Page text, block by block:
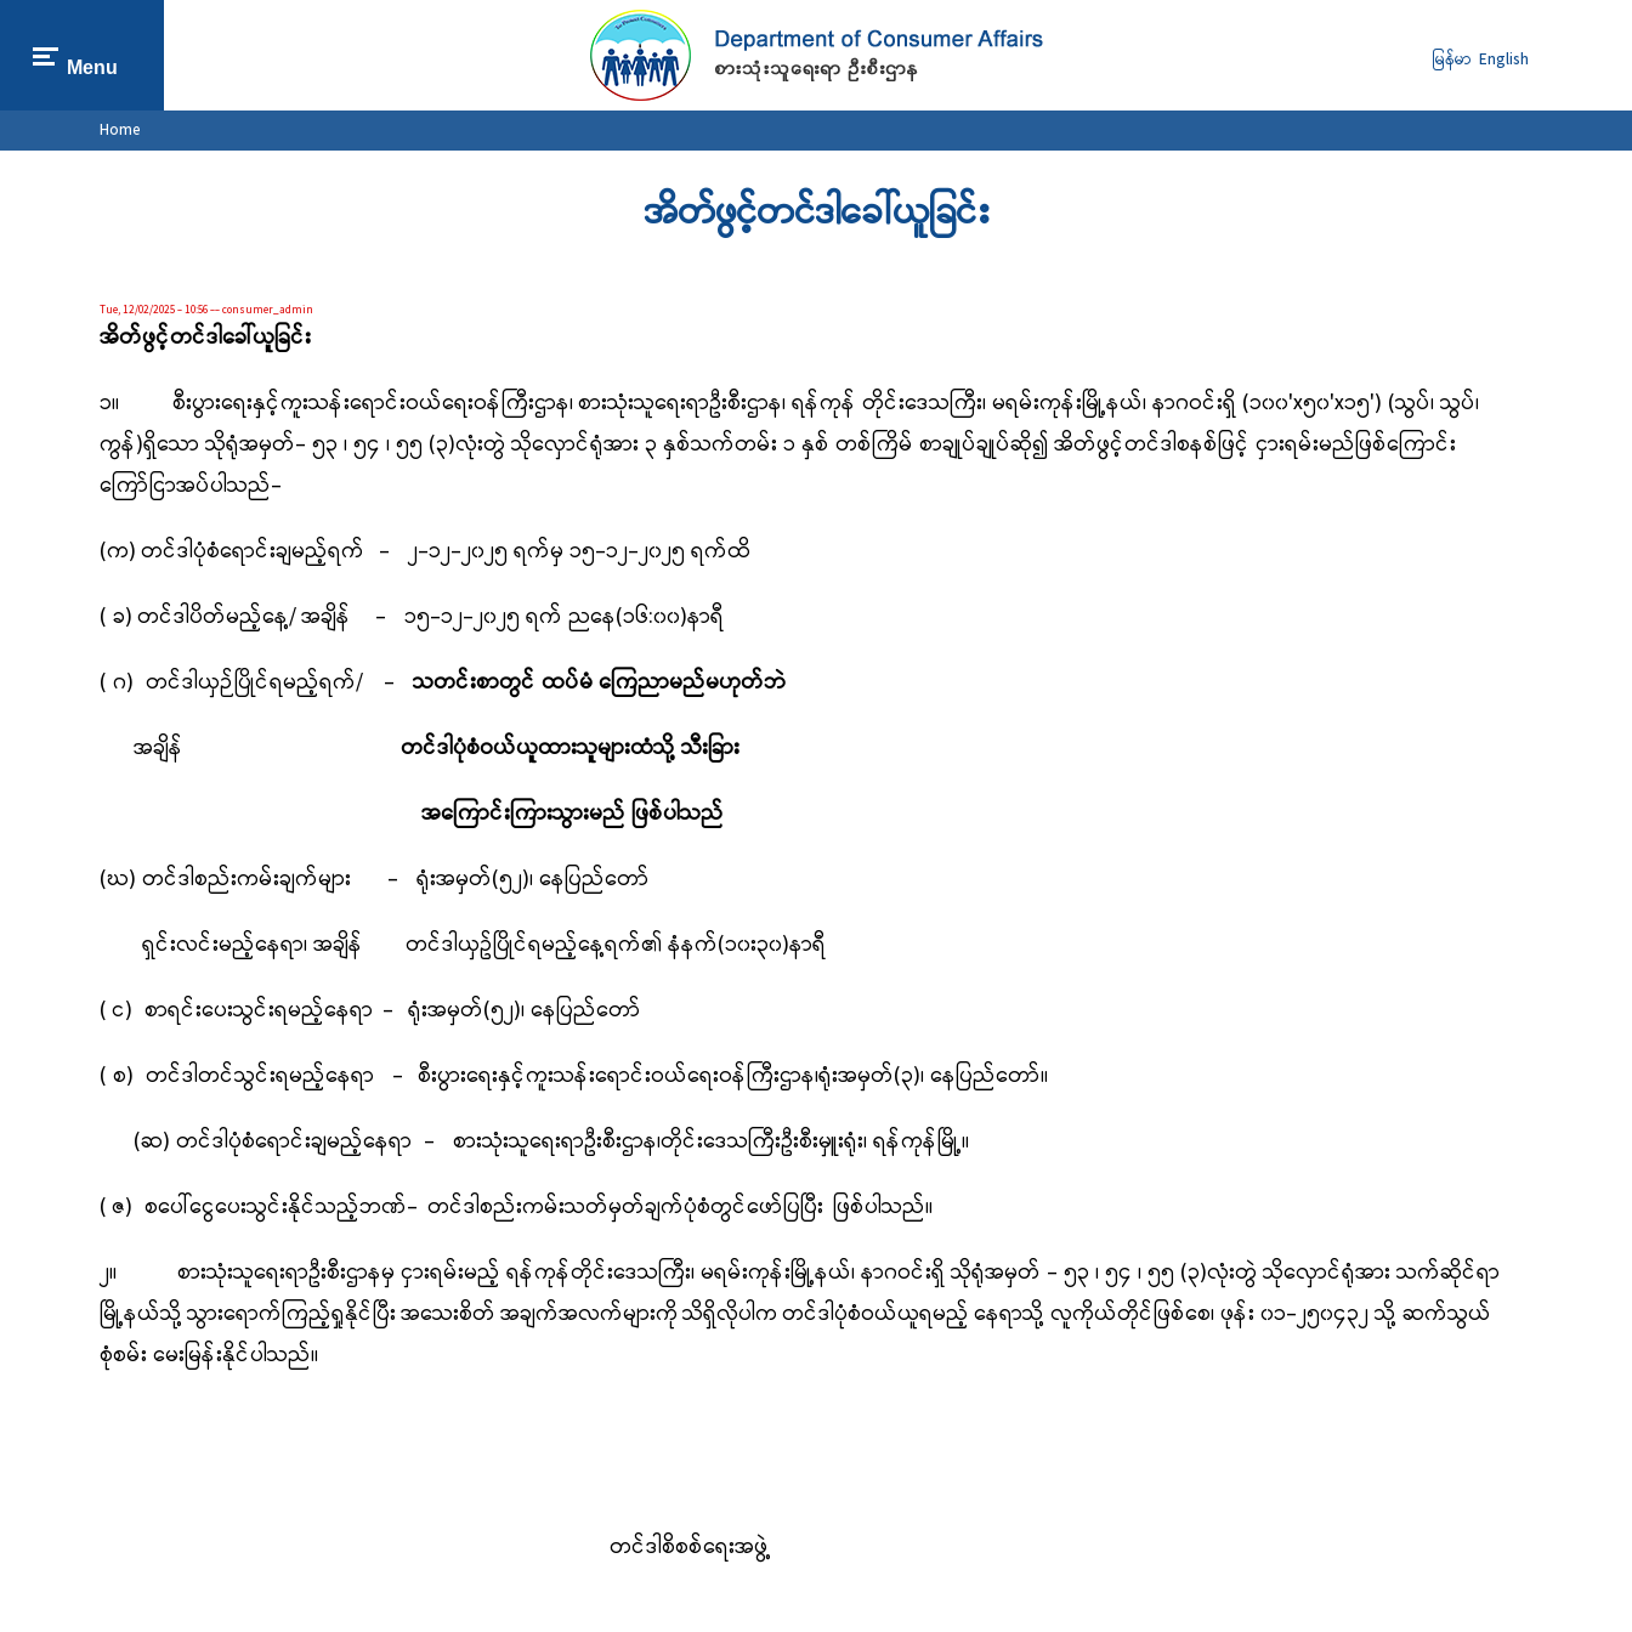
main
content
မြန်မာ English
Menu
You are here
Home
အိတ်ဖွင့်တင်ဒါခေါ်ယူခြင်း
Tue, 12/02/2025 - 10:56--consumer_admin
အိတ်ဖွင့်တင်ဒါခေါ်ယူခြင်း
၁။
စီးပွားရေးနှင့်ကူးသန်းရောင်းဝယ်ရေးဝန်ကြီးဌာန၊စားသုံးသူရေးရာဦးစီးဌာန၊ ရန်ကုန် တိုင်းဒေသကြီး၊ မရမ်းကုန်းမြို့နယ်၊ နာဂဝင်းရှိ (၁၀၀'x၅၀'x၁၅') (သွပ်၊ သွပ်၊
ကွန်)ရှိသော သိုရုံအမှတ်- ၅၃ ၊ ၅၄ ၊ ၅၅ (၃)လုံးတွဲ သိုလှောင်ရုံအား ၃ နှစ်သက်တမ်း ၁ နှစ် တစ်ကြိမ် စာချုပ်ချုပ်ဆို၍ အိတ်ဖွင့်တင်ဒါစနစ်ဖြင့် ငှားရမ်းမည်ဖြစ်ကြောင်း
ကြော်ငြာအပ်ပါသည်-
(က)တင်ဒါပုံစံရောင်းချမည့်ရက် - ၂-၁၂- ၂၀၂၅ ရက်မှ ၁၅-၁၂- ၂၀၂၅ ရက်ထိ
( ခ)တင်ဒါပိတ်မည့်နေ့/အချိန် - ၁၅-၁၂- ၂၀၂၅ ရက် ညနေ(၁၆:၀၀)နာရီ
( ဂ) တင်ဒါယှဉ်ပြိုင်ရမည့်ရက်/ - သတင်းစာတွင် ထပ်မံ ကြေညာမည်မဟုတ်ဘဲ
အချိန်
တင်ဒါပုံစံဝယ်ယူထားသူများထံသို့ သီးခြား
အကြောင်းကြားသွားမည် ဖြစ်ပါသည်
(ဃ) တင်ဒါစည်းကမ်းချက်များ - ရုံးအမှတ်(၅၂)၊ နေပြည်တော်
ရှင်းလင်းမည့်နေရာ၊ အချိန် တင်ဒါယှဥ်ပြိုင်ရမည့်နေ့ရက်၏ နံနက်(၁၀း၃၀)နာရီ
(င) စာရင်းပေးသွင်းရမည့်နေရာ - ရုံးအမှတ်(၅၂)၊ နေပြည်တော်
( စ) တင်ဒါတင်သွင်းရမည့်နေရာ - စီးပွားရေးနှင့်ကူးသန်းရောင်းဝယ်ရေးဝန်ကြီးဌာန၊ရုံးအမှတ်(၃)၊ နေပြည်တော်။
(ဆ) တင်ဒါပုံစံရောင်းချမည့်နေရာ - စားသုံးသူရေးရာဦးစီးဌာန၊တိုင်းဒေသကြီးဦးစီးမှူးရုံး၊ ရန်ကုန်မြို့။
(ဇ) စပေါ်ငွေပေးသွင်းနိုင်သည့်ဘဏ်- တင်ဒါစည်းကမ်းသတ်မှတ်ချက်ပုံစံတွင်ဖော်ပြပြီး ဖြစ်ပါသည်။
၂။ စားသုံးသူရေးရာဦးစီးဌာနမှ ငှားရမ်းမည့် ရန်ကုန်တိုင်းဒေသကြီး၊ မရမ်းကုန်းမြို့နယ်၊ နာဂဝင်းရှိ သိုရုံအမှတ် - ၅၃ ၊ ၅၄ ၊ ၅၅ (၃)လုံးတွဲ သိုလှောင်ရုံအား သက်ဆိုင်ရာ
မြို့နယ်သို့သွားရောက်ကြည့်ရှုနိုင်ပြီးအသေးစိတ် အချက်အလက်များကိုသိရှိလိုပါကတင်ဒါပုံစံဝယ်ယူရမည့် နေရာသို့ လူကိုယ်တိုင်ဖြစ်စေ၊ ဖုန်း ၀၁-၂၅၀၄၃၂ သို့ ဆက်သွယ်
စုံစမ်း မေးမြန်းနိုင်ပါသည်။
တင်ဒါစိစစ်ရေးအဖွဲ့